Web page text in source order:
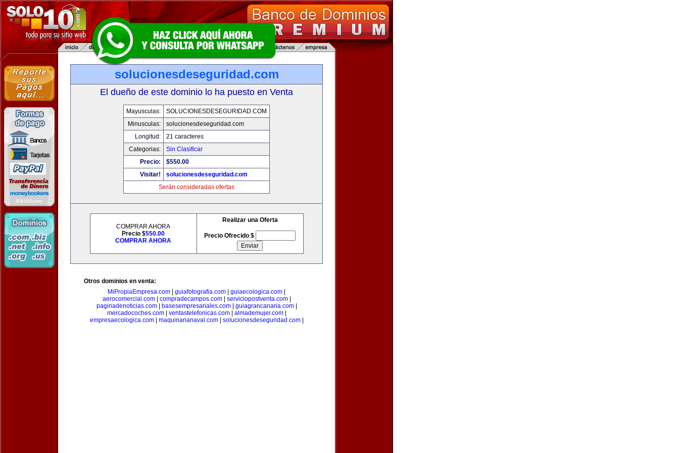
solucionesdeseguridad.com
El dueño de este dominio lo ha puesto en Venta
Mayusculas:
SOLUCIONESDESEGURIDAD.COM
Minusculas:
solucionesdeseguridad.com
Longitud:
21 caracteres
Categorias:
Sin Clasificar
Precio:
$550.00
Visitar!
solucionesdeseguridad.com
Serán consideradas ofertas
COMPRAR AHORA
Precio $550.00
COMPRAR AHORA
Realizar una Oferta
Precio Ofrecido $
Otros dominios en venta:
MiPropiaEmpresa.com
guiafotografia.com guiaecologica.com
aerocomercial.com| compradecampos.com| serviciopostventa.com|
paginadenoticias.com| basesempresariales.com| guiagrancanaria.com|
mercadocoches.com| ventastelefonicas.com| almademujer.com|
empresaecologica.com| maquinarianaval.com| solucionesdeseguridad.com|